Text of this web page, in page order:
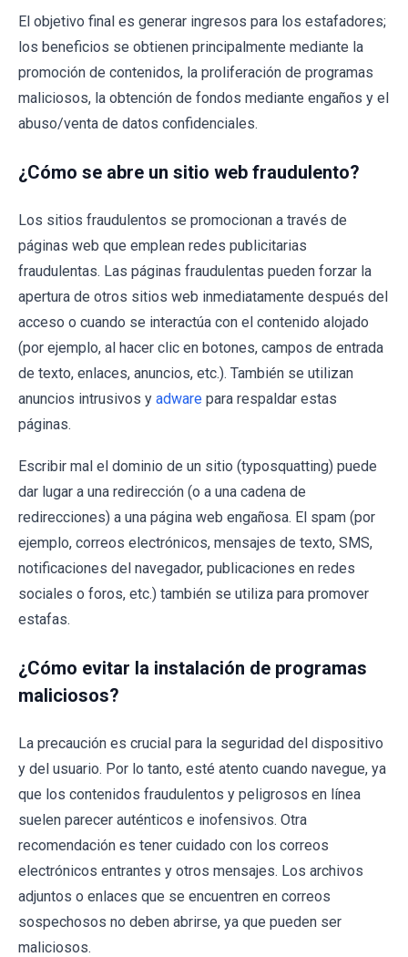
El objetivo final es generar ingresos para los estafadores;
los beneficios se obtienen principalmente mediante la
promoción de contenidos, la proliferación de programas
maliciosos, la obtención de fondos mediante engaños y el
abuso/venta de datos confidenciales.
¿Cómo se abre un sitio web fraudulento?
Los sitios fraudulentos se promocionan a través de
páginas web que emplean redes publicitarias
fraudulentas. Las páginas fraudulentas pueden forzar la
apertura de otros sitios web inmediatamente después del
acceso o cuando se interactúa con el contenido alojado
(por ejemplo, al hacer clic en botones, campos de entrada
de texto, enlaces, anuncios, etc.). También se utilizan
anuncios intrusivos y adware para respaldar estas
páginas.
Escribir mal el dominio de un sitio (typosquatting) puede
dar lugar a una redirección (o a una cadena de
redirecciones) a una página web engañosa. El spam (por
ejemplo, correos electrónicos, mensajes de texto, SMS,
notificaciones del navegador, publicaciones en redes
sociales o foros, etc.) también se utiliza para promover
estafas.
¿Cómo evitar la instalación de programas
maliciosos?
La precaución es crucial para la seguridad del dispositivo
y del usuario. Por lo tanto, esté atento cuando navegue, ya
que los contenidos fraudulentos y peligrosos en línea
suelen parecer auténticos e inofensivos. Otra
recomendación es tener cuidado con los correos
electrónicos entrantes y otros mensajes. Los archivos
adjuntos o enlaces que se encuentren en correos
sospechosos no deben abrirse, ya que pueden ser
maliciosos.